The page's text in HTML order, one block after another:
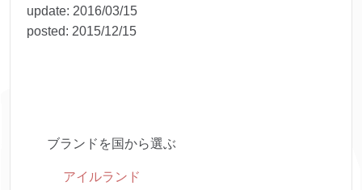
update: 2016/03/15
posted: 2015/12/15
ブランドを国から選ぶ
アイルランド